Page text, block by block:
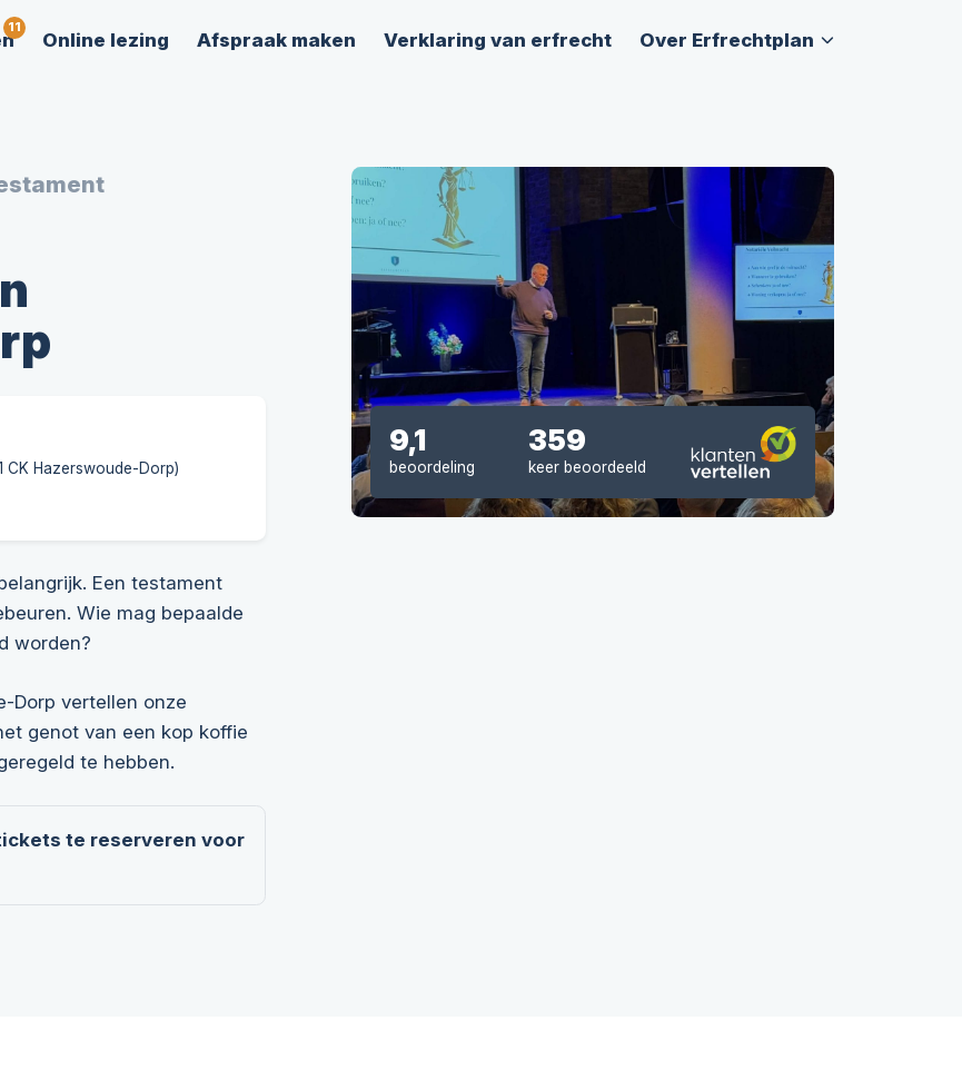
Online lezing Afspraak maken Verklaring van erfrecht Over Erfrechtplan
CK Hazerswoude-Dorp)
Een testament
Wie mag bepaalde
worden?
Dorp vertellen onze
genot van een kop koffie
te hebben.
te reserveren voor
9,1
beoordeling
359
keer beoordeeld